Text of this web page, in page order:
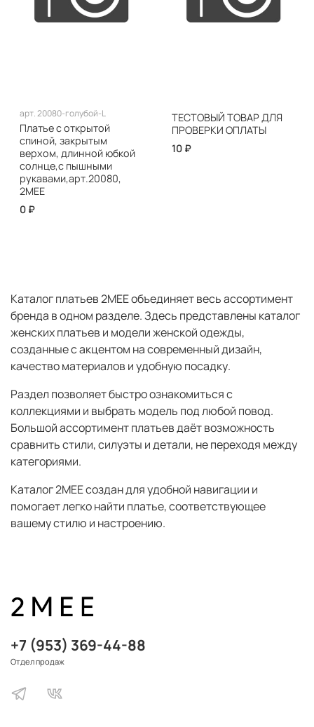
арт.20080-голубой-L
Платье с открытой
спиной, закрытым
верхом, длинной юбкой
солнце,с пышными
рукавами,арт.20080,
2МЕЕ
0 ₽
ТЕСТОВЫЙ ТОВАР ДЛЯ
ПРОВЕРКИ ОПЛАТЫ
10 ₽
Каталог платьев 2MEE объединяет весь ассортимент
бренда в одном разделе. Здесь представлены каталог
женских платьев и модели женской одежды,
созданные с акцентом на современный дизайн,
качество материалов и удобную посадку.
Раздел позволяет быстро ознакомиться с
коллекциями и выбрать модель под любой повод.
Большой ассортимент платьев даёт возможность
сравнить стили, силуэты и детали, не переходя между
категориями.
Каталог 2MEE создан для удобной навигации и
помогает легко найти платье, соответствующее
вашему стилю и настроению.
+7 (953) 369-44-88
Отдел продаж